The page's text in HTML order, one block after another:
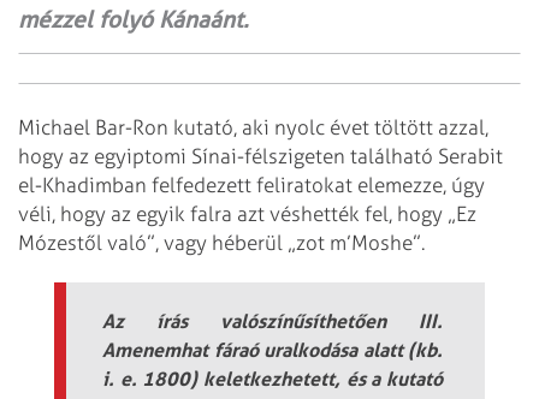
mézzel folyó Kánaánt.
Michael Bar-Ron kutató, aki nyolc évet töltött azzal,
hogy az egyiptomi Sínai-félszigeten található Serabit
el-Khadimban felfedezett feliratokat elemezze, úgy
véli, hogy az egyik falra azt véshették fel, hogy „Ez
Mózestől való”, vagy héberül „zot m’Moshe”.
Az írás valószínűsíthetően III.
Amenemhat fáraó uralkodása alatt (kb.
i. e. 1800) keletkezhetett, és a kutató